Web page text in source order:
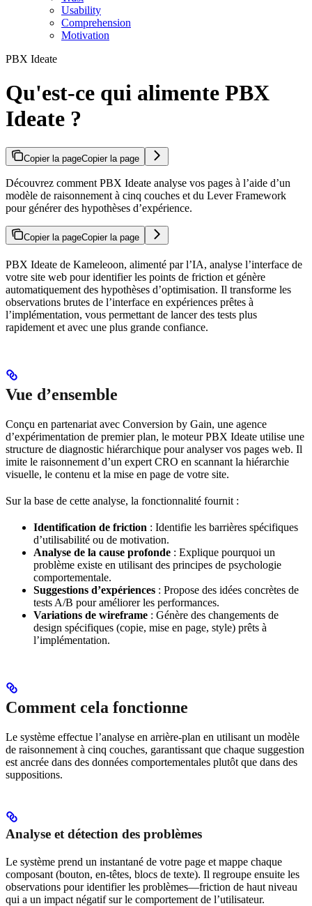
Usability
Comprehension
Motivation
PBX Ideate
Qu'est-ce qui alimente PBX
Ideate ?
Copier la pageCopier la page
Découvrez comment PBX Ideate analyse vos pages à l’aide d’un
modèle de raisonnement à cinq couches et du Lever Framework
pour générer des hypothèses d’expérience.
Copier la pageCopier la page
PBX Ideate de Kameleoon, alimenté par l’IA, analyse l’interface de
votre site web pour identifier les points de friction et génère
automatiquement des hypothèses d’optimisation. Il transforme les
observations brutes de l’interface en expériences prêtes à
l’implémentation, vous permettant de lancer des tests plus
rapidement et avec une plus grande confiance.
Vue d’ensemble
Conçu en partenariat avec Conversion by Gain, une agence
d’expérimentation de premier plan, le moteur PBX Ideate utilise une
structure de diagnostic hiérarchique pour analyser vos pages web. Il
imite le raisonnement d’un expert CRO en scannant la hiérarchie
visuelle, le contenu et la mise en page de votre site.
Sur la base de cette analyse, la fonctionnalité fournit :
Identification de friction : Identifie les barrières spécifiques
d’utilisabilité ou de motivation.
Analyse de la cause profonde : Explique pourquoi un
problème existe en utilisant des principes de psychologie
comportementale.
Suggestions d’expériences : Propose des idées concrètes de
tests A/B pour améliorer les performances.
Variations de wireframe : Génère des changements de
design spécifiques (copie, mise en page, style) prêts à
l’implémentation.
Comment cela fonctionne
Le système effectue l’analyse en arrière-plan en utilisant un modèle
de raisonnement à cinq couches, garantissant que chaque suggestion
est ancrée dans des données comportementales plutôt que dans des
suppositions.
Analyse et détection des problèmes
Le système prend un instantané de votre page et mappe chaque
composant (bouton, en-têtes, blocs de texte). Il regroupe ensuite les
observations pour identifier les problèmes—friction de haut niveau
qui a un impact négatif sur le comportement de l’utilisateur.